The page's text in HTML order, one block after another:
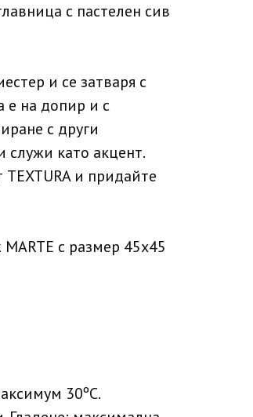
с пастелен сив
и се затваря с
е на допир и с
с други
служи като акцент.
и придайте
с размер 45х45
30ºC.